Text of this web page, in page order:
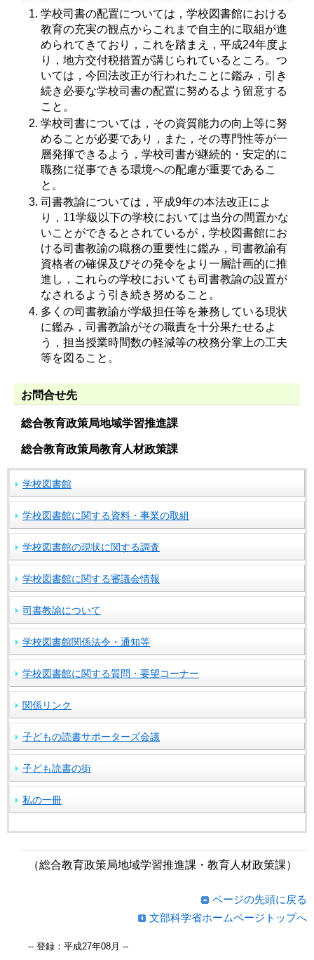
学校司書の配置については，学校図書館における
教育の充実の観点からこれまで自主的に取組が進
められてきており，これを踏まえ，平成24年度よ
り，地方交付税措置が講じられているところ。つ
いては，今回法改正が行われたことに鑑み，引き
続き必要な学校司書の配置に努めるよう留意する
こと。
学校司書については，その資質能力の向上等に努
めることが必要であり，また，その専門性等が一
層発揮できるよう，学校司書が継続的・安定的に
職務に従事できる環境への配慮が重要であるこ
と。
司書教諭については，平成9年の本法改正によ
り，11学級以下の学校においては当分の間置かな
いことができるとされているが，学校図書館にお
ける司書教諭の職務の重要性に鑑み，司書教諭有
資格者の確保及びその発令をより一層計画的に推
進し，これらの学校においても司書教諭の設置が
なされるよう引き続き努めること。
多くの司書教諭が学級担任等を兼務している現状
に鑑み，司書教諭がその職責を十分果たせるよ
う，担当授業時間数の軽減等の校務分掌上の工夫
等を図ること。
お問合せ先
総合教育政策局地域学習推進課
総合教育政策局教育人材政策課
学校図書館
学校図書館に関する資料・事業の取組
学校図書館の現状に関する調査
学校図書館に関する審議会情報
司書教諭について
学校図書館関係法令・通知等
学校図書館に関する質問・要望コーナー
関係リンク
子どもの読書サポーターズ会議
子ども読書の街
私の一冊
（総合教育政策局地域学習推進課・教育人材政策課）
ページの先頭に戻る
文部科学省ホームページトップへ
-- 登録：平成27年08月 --